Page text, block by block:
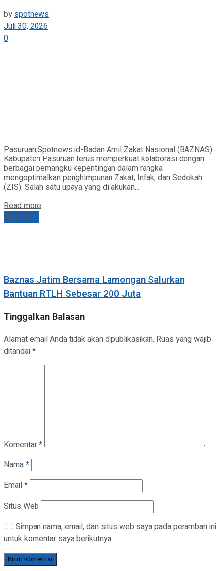
by spotnews
Juli 30, 2026
0
Pasuruan,Spotnews.id-Badan Amil Zakat Nasional (BAZNAS)
Kabupaten Pasuruan terus memperkuat kolaborasi dengan
berbagai pemangku kepentingan dalam rangka
mengoptimalkan penghimpunan Zakat, Infak, dan Sedekah
(ZIS). Salah satu upaya yang dilakukan...
Read more
Next Post
Baznas Jatim Bersama Lamongan Salurkan
Bantuan RTLH Sebesar 200 Juta
Tinggalkan Balasan
Alamat email Anda tidak akan dipublikasikan. Ruas yang wajib
ditandai*
Komentar*
Nama*
Email*
Situs Web
Simpan nama, email, dan situs web saya pada peramban ini
untuk komentar saya berikutnya.